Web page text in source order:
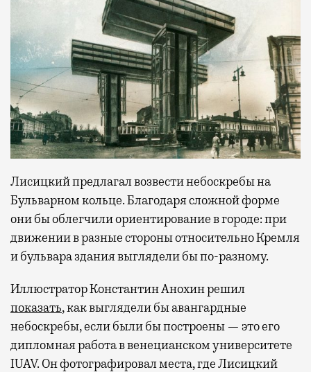
Лисицкий предлагал возвести небоскребы на
Бульварном кольце. Благодаря сложной форме
они бы облегчили ориентирование в городе: при
движении в разные стороны относительно Кремля
и бульвара здания выглядели бы по-разному.
Иллюстратор Константин Анохин решил
показать, как выглядели бы авангардные
небоскребы, если были бы построены — это его
дипломная работа в венецианском университете
IUAV. Он фотографировал места, где Лисицкий